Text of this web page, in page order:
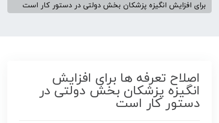
برای افزایش انگیزه پزشکان بخش دولتی در دستور کار است
اصلاح تعرفه ها برای افزایش
انگیزه پزشکان بخش دولتی در
دستور کار است